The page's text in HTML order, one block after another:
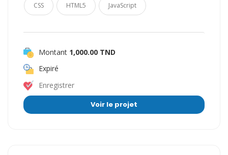
CSS HTML5 JavaScript
Montant 1,000.00 TND
Expiré
Enregistrer
Voir le projet